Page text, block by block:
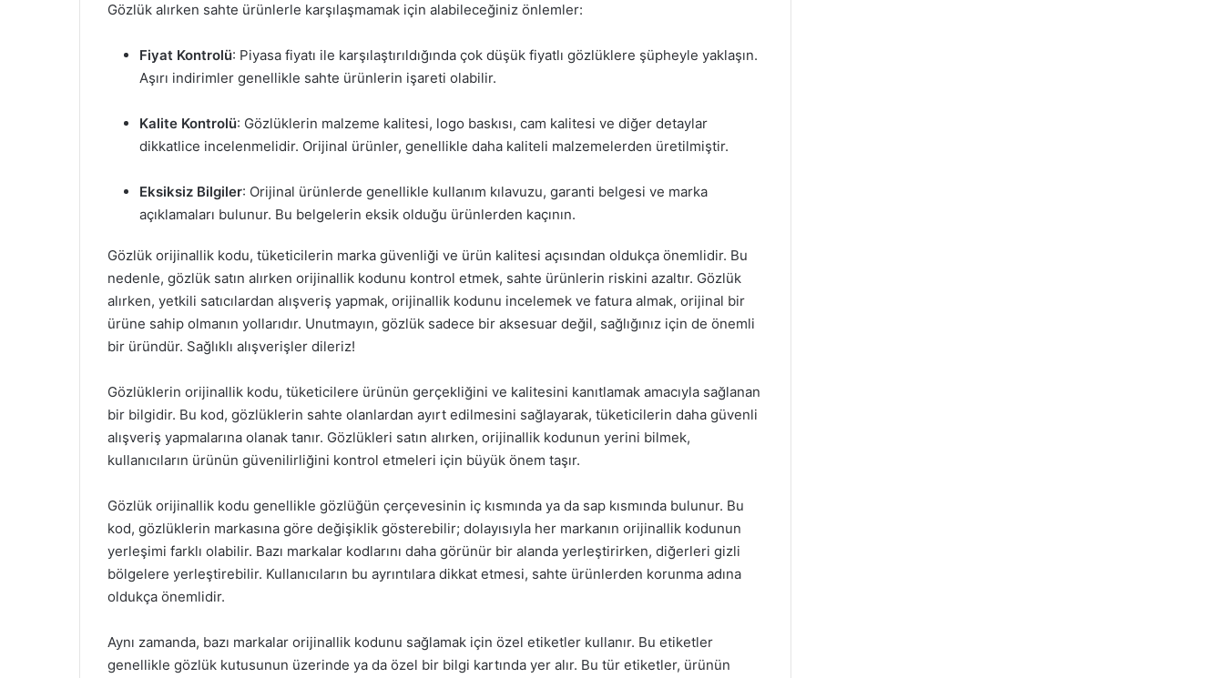
Gözlük alırken sahte ürünlerle karşılaşmamak için alabileceğiniz önlemler:
Fiyat Kontrolü: Piyasa fiyatı ile karşılaştırıldığında çok düşük fiyatlı gözlüklere şüpheyle yaklaşın.
Aşırı indirimler genellikle sahte ürünlerin işareti olabilir.
Kalite Kontrolü: Gözlüklerin malzeme kalitesi, logo baskısı, cam kalitesi ve diğer detaylar
dikkatlice incelenmelidir. Orijinal ürünler, genellikle daha kaliteli malzemelerden üretilmiştir.
Eksiksiz Bilgiler: Orijinal ürünlerde genellikle kullanım kılavuzu, garanti belgesi ve marka
açıklamaları bulunur. Bu belgelerin eksik olduğu ürünlerden kaçının.
Gözlük orijinallik kodu, tüketicilerin marka güvenliği ve ürün kalitesi açısından oldukça önemlidir. Bu
nedenle, gözlük satın alırken orijinallik kodunu kontrol etmek, sahte ürünlerin riskini azaltır. Gözlük
alırken, yetkili satıcılardan alışveriş yapmak, orijinallik kodunu incelemek ve fatura almak, orijinal bir
ürüne sahip olmanın yollarıdır. Unutmayın, gözlük sadece bir aksesuar değil, sağlığınız için de önemli
bir üründür. Sağlıklı alışverişler dileriz!
Gözlüklerin orijinallik kodu, tüketicilere ürünün gerçekliğini ve kalitesini kanıtlamak amacıyla sağlanan
bir bilgidir. Bu kod, gözlüklerin sahte olanlardan ayırt edilmesini sağlayarak, tüketicilerin daha güvenli
alışveriş yapmalarına olanak tanır. Gözlükleri satın alırken, orijinallik kodunun yerini bilmek,
kullanıcıların ürünün güvenilirliğini kontrol etmeleri için büyük önem taşır.
Gözlük orijinallik kodu genellikle gözlüğün çerçevesinin iç kısmında ya da sap kısmında bulunur. Bu
kod, gözlüklerin markasına göre değişiklik gösterebilir; dolayısıyla her markanın orijinallik kodunun
yerleşimi farklı olabilir. Bazı markalar kodlarını daha görünür bir alanda yerleştirirken, diğerleri gizli
bölgelere yerleştirebilir. Kullanıcıların bu ayrıntılara dikkat etmesi, sahte ürünlerden korunma adına
oldukça önemlidir.
Aynı zamanda, bazı markalar orijinallik kodunu sağlamak için özel etiketler kullanır. Bu etiketler
genellikle gözlük kutusunun üzerinde ya da özel bir bilgi kartında yer alır. Bu tür etiketler, ürünün